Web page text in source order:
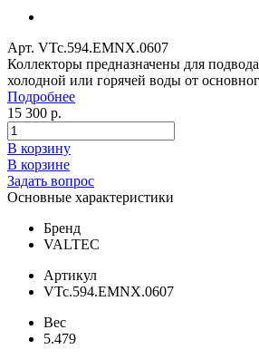
Арт. VTc.594.EMNX.0607
Коллекторы предназначены для
холодной или горячей воды от
Подробнее
15 300 р.
В корзину
В корзине
Задать вопрос
Основные характеристики
Бренд
VALTEC
Артикул
VTc.594.EMNX.0607
Вес
5.479